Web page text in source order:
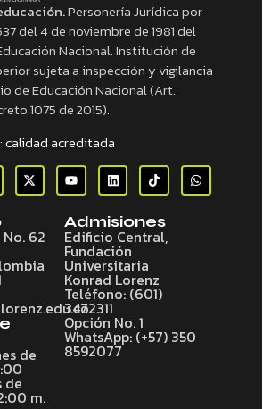
Personería Jurídica por
del 4 de noviembre de 1981 del
Nacional. Institución de
sujeta a inspección y vigilancia
de Educación Nacional (Art.
1075 de 2015).
calidad acreditada
62
de
de
m.
Admisiones
Edificio Central,
Fundación
Universitaria
Konrad Lorenz
Teléfono: (601)
3472311
Opción No. 1
WhatsApp: (+57) 350
8592077